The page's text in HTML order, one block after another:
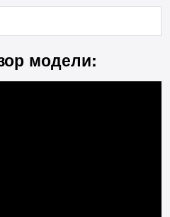
модели: